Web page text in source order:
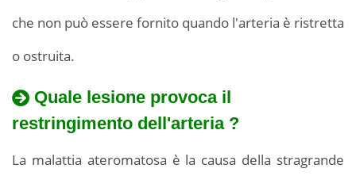
che non può essere fornito quando l'arteria è ristretta
o ostruita.
Quale lesione provoca il
restringimento dell'arteria ?
La malattia ateromatosa è la causa della stragrande